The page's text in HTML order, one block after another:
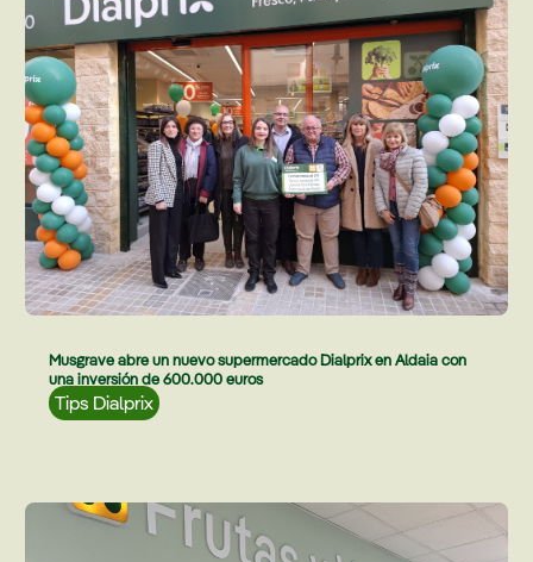
Musgrave abre un nuevo supermercado Dialprix en Aldaia con
una inversión de 600.000 euros
Tips Dialprix